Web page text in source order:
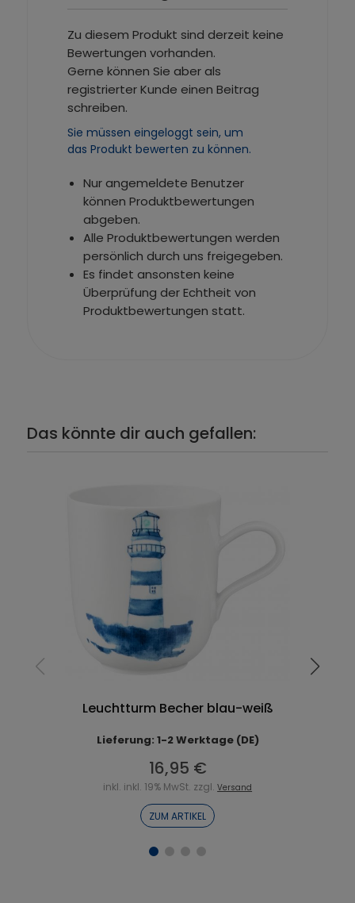
Zu diesem Produkt sind derzeit keine
Bewertungen vorhanden.
Gerne können Sie aber als
registrierter Kunde einen Beitrag
schreiben.
Sie müssen eingeloggt sein, um
das Produkt bewerten zu können.
Nur angemeldete Benutzer
können Produktbewertungen
abgeben.
Alle Produktbewertungen werden
persönlich durch uns freigegeben.
Es findet ansonsten keine
Überprüfung der Echtheit von
Produktbewertungen statt.
Das könnte dir auch gefallen:
Leuchtturm Becher blau-weiß
Lieferung: 1-2 Werktage (DE)
16,95 €
inkl. inkl. 19% MwSt. zzgl.Versand
ZUM ARTIKEL